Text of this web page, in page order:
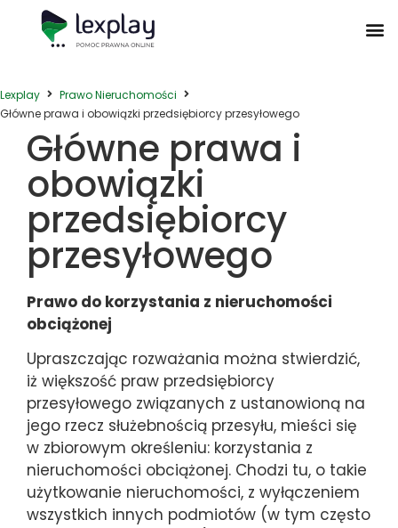
Lexplay
Prawo Nieruchomości
Główne prawa i obowiązki przedsiębiorcy przesyłowego
Główne prawa i
obowiązki
przedsiębiorcy
przesyłowego
Prawo do korzystania z nieruchomości
obciążonej
Upraszczając rozważania można stwierdzić,
iż większość praw przedsiębiorcy
przesyłowego związanych z ustanowioną na
jego rzecz służebnością przesyłu, mieści się
w zbiorowym określeniu: korzystania z
nieruchomości obciążonej. Chodzi tu, o takie
użytkowanie nieruchomości, z wyłączeniem
wszystkich innych podmiotów (w tym często